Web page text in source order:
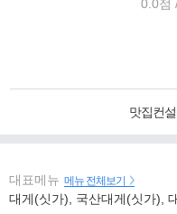
0.0점
맛집컨
대표메뉴 메뉴 전체보기
대게(싯가), 국산대게(싯가),